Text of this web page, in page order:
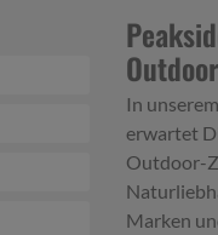
In
erwartet
Outdoor-
Marken